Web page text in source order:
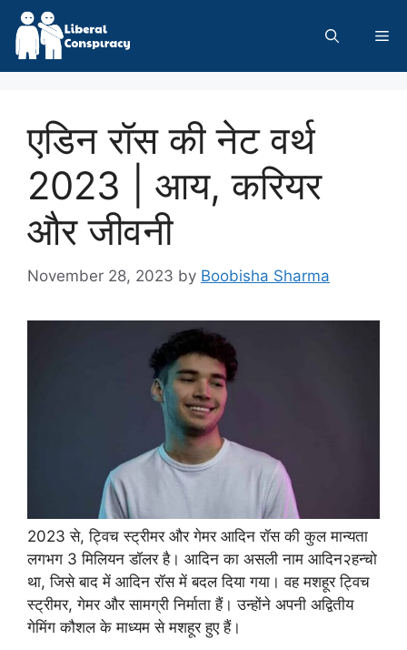
Skip
content
एडिन रॉस की नेट वर्थ
2023 | आय, करियर
और जीवनी
November 28, 2023 by Boobisha Sharma
2023 से, ट्विच स्ट्रीमर और गेमर आदिन रॉस की कुल मान्यता
लगभग 3 मिलियन डॉलर है। आदिन का असली नाम आदिन२हन्चो
था, जिसे बाद में आदिन रॉस में बदल दिया गया। वह मशहूर ट्विच
स्ट्रीमर, गेमर और सामग्री निर्माता हैं। उन्होंने अपनी अद्वितीय
गेमिंग कौशल के माध्यम से मशहूर हुए हैं।